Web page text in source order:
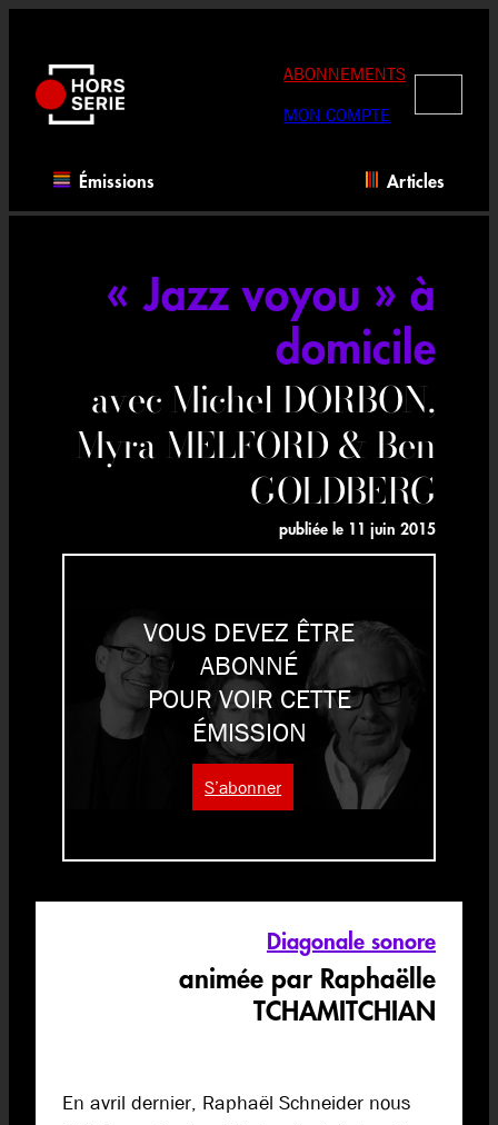
contenu
ABONNEMENTS
MON COMPTE
Émissions Articles
« Jazz voyou » à
domicile
avec Michel DORBON,
Myra MELFORD & Ben
GOLDBERG
publiée le 11 juin 2015
VOUS DEVEZ ÊTRE
ABONNÉ
POUR VOIR CETTE
ÉMISSION
S’abonner
Diagonale sonore
animée par Raphaëlle
TCHAMITCHIAN
En avril dernier, Raphaël Schneider nous